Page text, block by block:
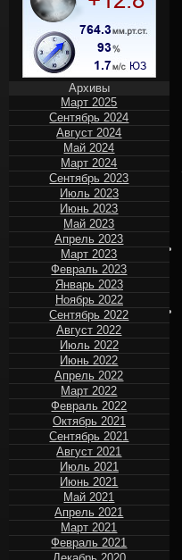
Архивы
Март 2025
Сентябрь 2024
Август 2024
Май 2024
Март 2024
Сентябрь 2023
Июль 2023
Июнь 2023
Май 2023
Апрель 2023
Март 2023
Февраль 2023
Январь 2023
Ноябрь 2022
Сентябрь 2022
Август 2022
Июль 2022
Июнь 2022
Апрель 2022
Март 2022
Февраль 2022
Октябрь 2021
Сентябрь 2021
Август 2021
Июль 2021
Июнь 2021
Май 2021
Апрель 2021
Март 2021
Февраль 2021